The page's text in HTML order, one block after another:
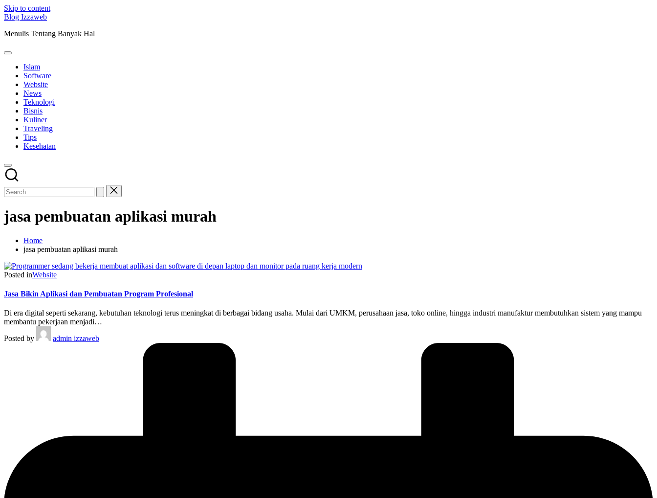
Skip to content
Blog Izzaweb
Menulis Tentang Banyak Hal
Islam
Software
Website
News
Teknologi
Bisnis
Kuliner
Traveling
Tips
Kesehatan
jasa pembuatan aplikasi murah
Home
jasa pembuatan aplikasi murah
Posted inWebsite
Jasa Bikin Aplikasi dan Pembuatan Program Profesional
Di era digital seperti sekarang, kebutuhan teknologi terus meningkat di berbagai bidang usaha. Mulai dari UMKM, perusahaan jasa, toko online, hingga industri manufaktur membutuhkan sistem yang mampu
membantu pekerjaan menjadi…
Posted by
admin izzaweb